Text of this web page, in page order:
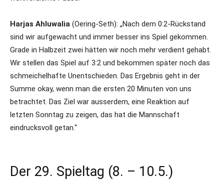
Harjas Ahluwalia (Oering-Seth): „Nach dem 0:2-Rückstand
sind wir aufgewacht und immer besser ins Spiel gekommen.
Grade in Halbzeit zwei hätten wir noch mehr verdient gehabt.
Wir stellen das Spiel auf 3:2 und bekommen später noch das
schmeichelhafte Unentschieden. Das Ergebnis geht in der
Summe okay, wenn man die ersten 20 Minuten von uns
betrachtet. Das Ziel war ausserdem, eine Reaktion auf
letzten Sonntag zu zeigen, das hat die Mannschaft
eindrucksvoll getan.“
Der 29. Spieltag (8. – 10.5.)